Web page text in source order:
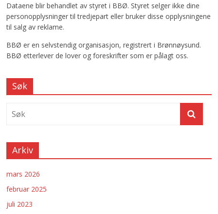
Dataene blir behandlet av styret i BBØ. Styret selger ikke dine
personopplysninger til tredjepart eller bruker disse opplysningene
til salg av reklame.
BBØ er en selvstendig organisasjon, registrert i Brønnøysund.
BBØ etterlever de lover og foreskrifter som er pålagt oss.
Søk
Arkiv
mars 2026
februar 2025
juli 2023